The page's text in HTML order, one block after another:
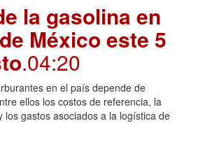
la gasolina en
México este 5
.04:20
en el país depende de
ellos los costos de referencia, la
los gastos asociados a la logística de